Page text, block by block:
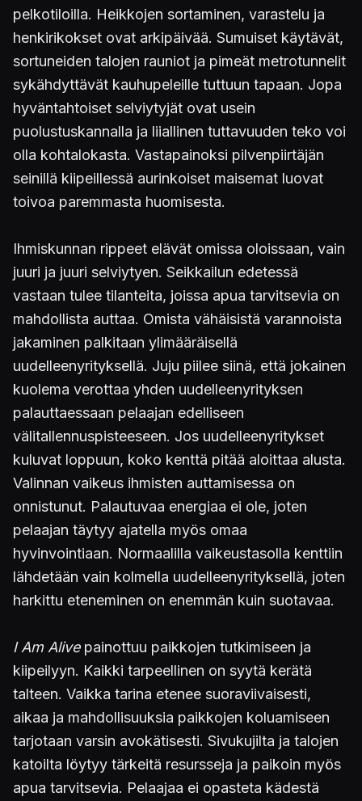
pelkotiloilla. Heikkojen sortaminen, varastelu ja
henkirikokset ovat arkipäivää. Sumuiset käytävät,
sortuneiden talojen rauniot ja pimeät metrotunnelit
sykähdyttävät kauhupeleille tuttuun tapaan. Jopa
hyväntahtoiset selviytyjät ovat usein
puolustuskannalla ja liiallinen tuttavuuden teko voi
olla kohtalokasta. Vastapainoksi pilvenpiirtäjän
seinillä kiipeillessä aurinkoiset maisemat luovat
toivoa paremmasta huomisesta.
Ihmiskunnan rippeet elävät omissa oloissaan, vain
juuri ja juuri selviytyen. Seikkailun edetessä
vastaan tulee tilanteita, joissa apua tarvitsevia on
mahdollista auttaa. Omista vähäisistä varannoista
jakaminen palkitaan ylimääräisellä
uudelleenyrityksellä. Juju piilee siinä, että jokainen
kuolema verottaa yhden uudelleenyrityksen
palauttaessaan pelaajan edelliseen
välitallennuspisteeseen. Jos uudelleenyritykset
kuluvat loppuun, koko kenttä pitää aloittaa alusta.
Valinnan vaikeus ihmisten auttamisessa on
onnistunut. Palautuvaa energiaa ei ole, joten
pelaajan täytyy ajatella myös omaa
hyvinvointiaan. Normaalilla vaikeustasolla kenttiin
lähdetään vain kolmella uudelleenyrityksellä, joten
harkittu eteneminen on enemmän kuin suotavaa.
I Am Alivepainottuu paikkojen tutkimiseen ja
kiipeilyyn. Kaikki tarpeellinen on syytä kerätä
talteen. Vaikka tarina etenee suoraviivaisesti,
aikaa ja mahdollisuuksia paikkojen koluamiseen
tarjotaan varsin avokätisesti. Sivukujilta ja talojen
katoilta löytyy tärkeitä resursseja ja paikoin myös
apua tarvitsevia. Pelaajaa ei opasteta kädestä